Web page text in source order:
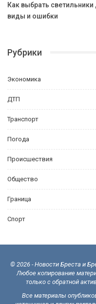
Как выбрать
виды и ошибки
Рубрики
Экономика
ДТП
Транспорт
Погода
Происшествия
Общество
Граница
Спорт
© 2026 - Новости Бреста и
Любое копирование
только с обратной
Все материалы